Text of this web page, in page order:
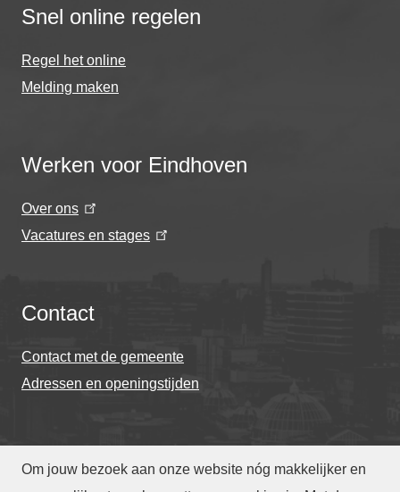
Om jouw bezoek aan onze website nóg makkelijker en
Snel online regelen
Regel het online
Melding maken
Werken voor Eindhoven
Over ons
Vacatures en stages
Contact
Contact met de gemeente
Adressen en openingstijden
© Gemeente Eindhoven 2026